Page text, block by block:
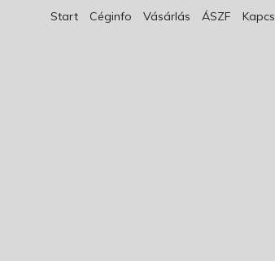
Start Céginfo Vásárlás ÁSZF